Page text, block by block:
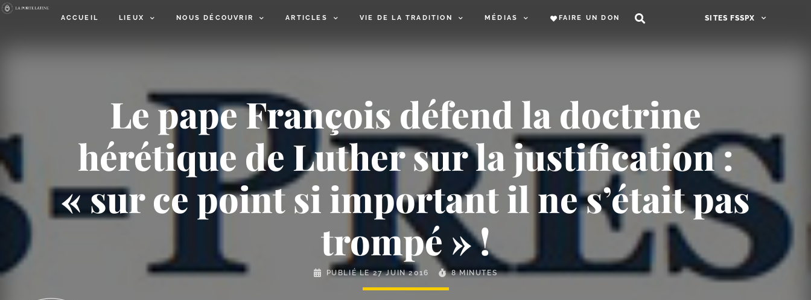
ACCUEIL LIEUX NOUS DÉCOUVRIR ARTICLES VIE DE LA TRADITION MÉDIAS FAIRE UN DON SITES FSSPX
Le pape François défend la doctrine
hérétique de Luther sur la justification :
« sur ce point si important il ne s’était pas
trompé » !
PUBLIÉ LE27 JUIN 2016 8 MINUTES